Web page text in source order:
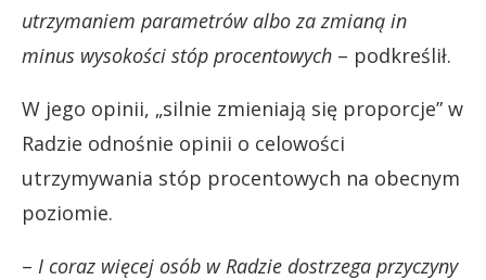
utrzymaniem parametrów albo za zmianą in
minus wysokości stóp procentowych – podkreślił.
W jego opinii, „silnie zmieniają się proporcje” w
Radzie odnośnie opinii o celowości
utrzymywania stóp procentowych na obecnym
poziomie.
– I coraz więcej osób w Radzie dostrzega przyczyny